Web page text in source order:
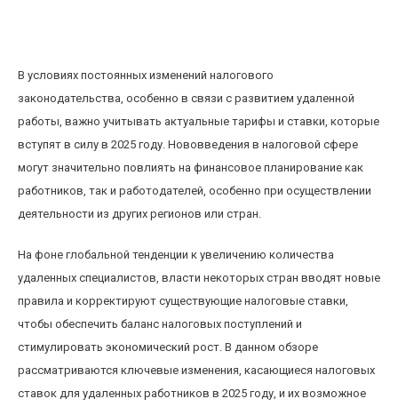
В условиях постоянных изменений налогового
законодательства, особенно в связи с развитием удаленной
работы, важно учитывать актуальные тарифы и ставки, которые
вступят в силу в 2025 году. Нововведения в налоговой сфере
могут значительно повлиять на финансовое планирование как
работников, так и работодателей, особенно при осуществлении
деятельности из других регионов или стран.
На фоне глобальной тенденции к увеличению количества
удаленных специалистов, власти некоторых стран вводят новые
правила и корректируют существующие налоговые ставки,
чтобы обеспечить баланс налоговых поступлений и
стимулировать экономический рост. В данном обзоре
рассматриваются ключевые изменения, касающиеся налоговых
ставок для удаленных работников в 2025 году, и их возможное